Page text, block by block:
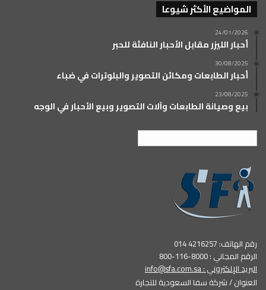
المواضيع الأكثر شيوعا
24/01/2026
أحبار الليزر مقابل الأحبار النافثة للحبر
30/08/2025
أحبار الطابعات ومكائن التصوير والبلوترات في ضباء
23/08/2025
بيع وصيانة الطابعات وآلات التصوير وبيع الأحبار في الوجه
رقم الهاتف: 4216257 014
الرقم المجاني : 8000-116-800
البريد الإلكتروني :info@sfa.com.sa
العنوان / شركة سفا السعودية للتجارة